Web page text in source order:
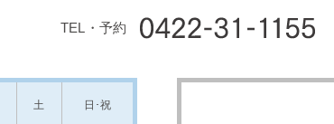
TEL・予約
土 日･祝